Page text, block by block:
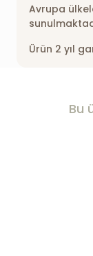
Avrupa
Ürün 2 yıl
Bu